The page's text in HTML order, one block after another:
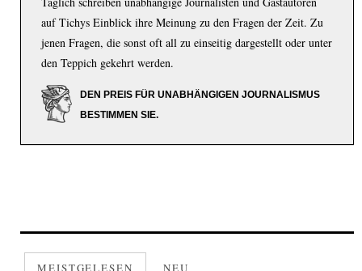
auf Tichys Einblick ihre Meinung zu den Fragen der Zeit. Zu
jenen Fragen, die sonst oft all zu einseitig dargestellt oder unter
den Teppich gekehrt werden.
DEN PREIS FÜR UNABHÄNGIGEN JOURNALISMUS
BESTIMMEN SIE.
MEISTGELESEN NEU